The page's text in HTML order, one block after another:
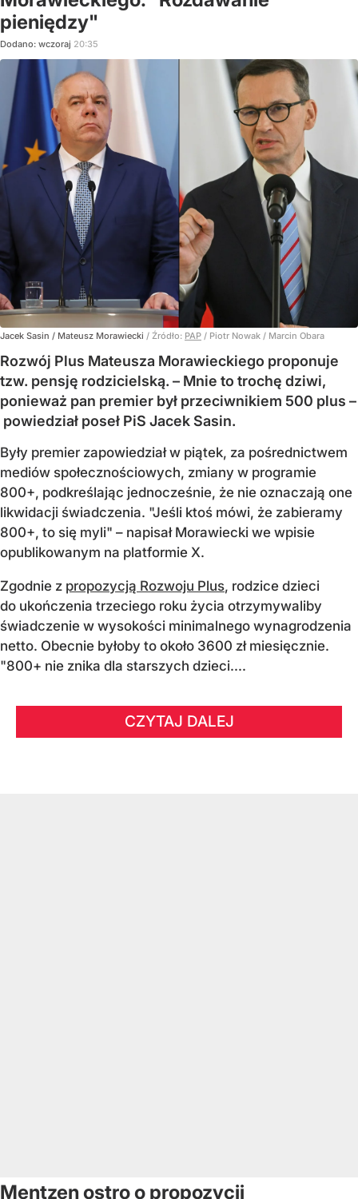
pieniędzy"
Dodano: wczoraj 20:35
Jacek Sasin / Mateusz Morawiecki / Źródło: PAP / Piotr Nowak / Marcin Obara
Rozwój Plus Mateusza Morawieckiego proponuje
tzw. pensję rodzicielską. – Mnie to trochę dziwi,
ponieważ pan premier był przeciwnikiem 500 plus –
powiedział poseł PiS Jacek Sasin.
Były premier zapowiedział w piątek, za pośrednictwem
mediów społecznościowych, zmiany w programie
800+, podkreślając jednocześnie, że nie oznaczają one
likwidacji świadczenia. "Jeśli ktoś mówi, że zabieramy
800+, to się myli" – napisał Morawiecki we wpisie
opublikowanym na platformie X.
Zgodnie z propozycją Rozwoju Plus, rodzice dzieci
do ukończenia trzeciego roku życia otrzymywaliby
świadczenie w wysokości minimalnego wynagrodzenia
netto. Obecnie byłoby to około 3600 zł miesięcznie.
"800+ nie znika dla starszych dzieci....
CZYTAJ DALEJ
Mentzen ostro o propozycji